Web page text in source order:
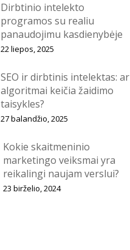
Dirbtinio intelekto
programos su realiu
panaudojimu kasdienybėje
22 liepos, 2025
SEO ir dirbtinis intelektas: ar
algoritmai keičia žaidimo
taisykles?
27 balandžio, 2025
Kokie skaitmeninio
marketingo veiksmai yra
reikalingi naujam verslui?
23 birželio, 2024